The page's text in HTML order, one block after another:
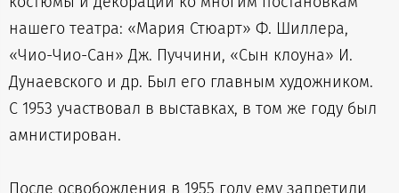
нашего театра: «Мария Стюарт» Ф. Шиллера,
«Чио-Чио-Сан» Дж. Пуччини, «Сын клоуна» И.
Дунаевского и др. Был его главным художником.
С 1953 участвовал в выставках, в том же году был
амнистирован.
После освобождения в 1955 году ему запретили